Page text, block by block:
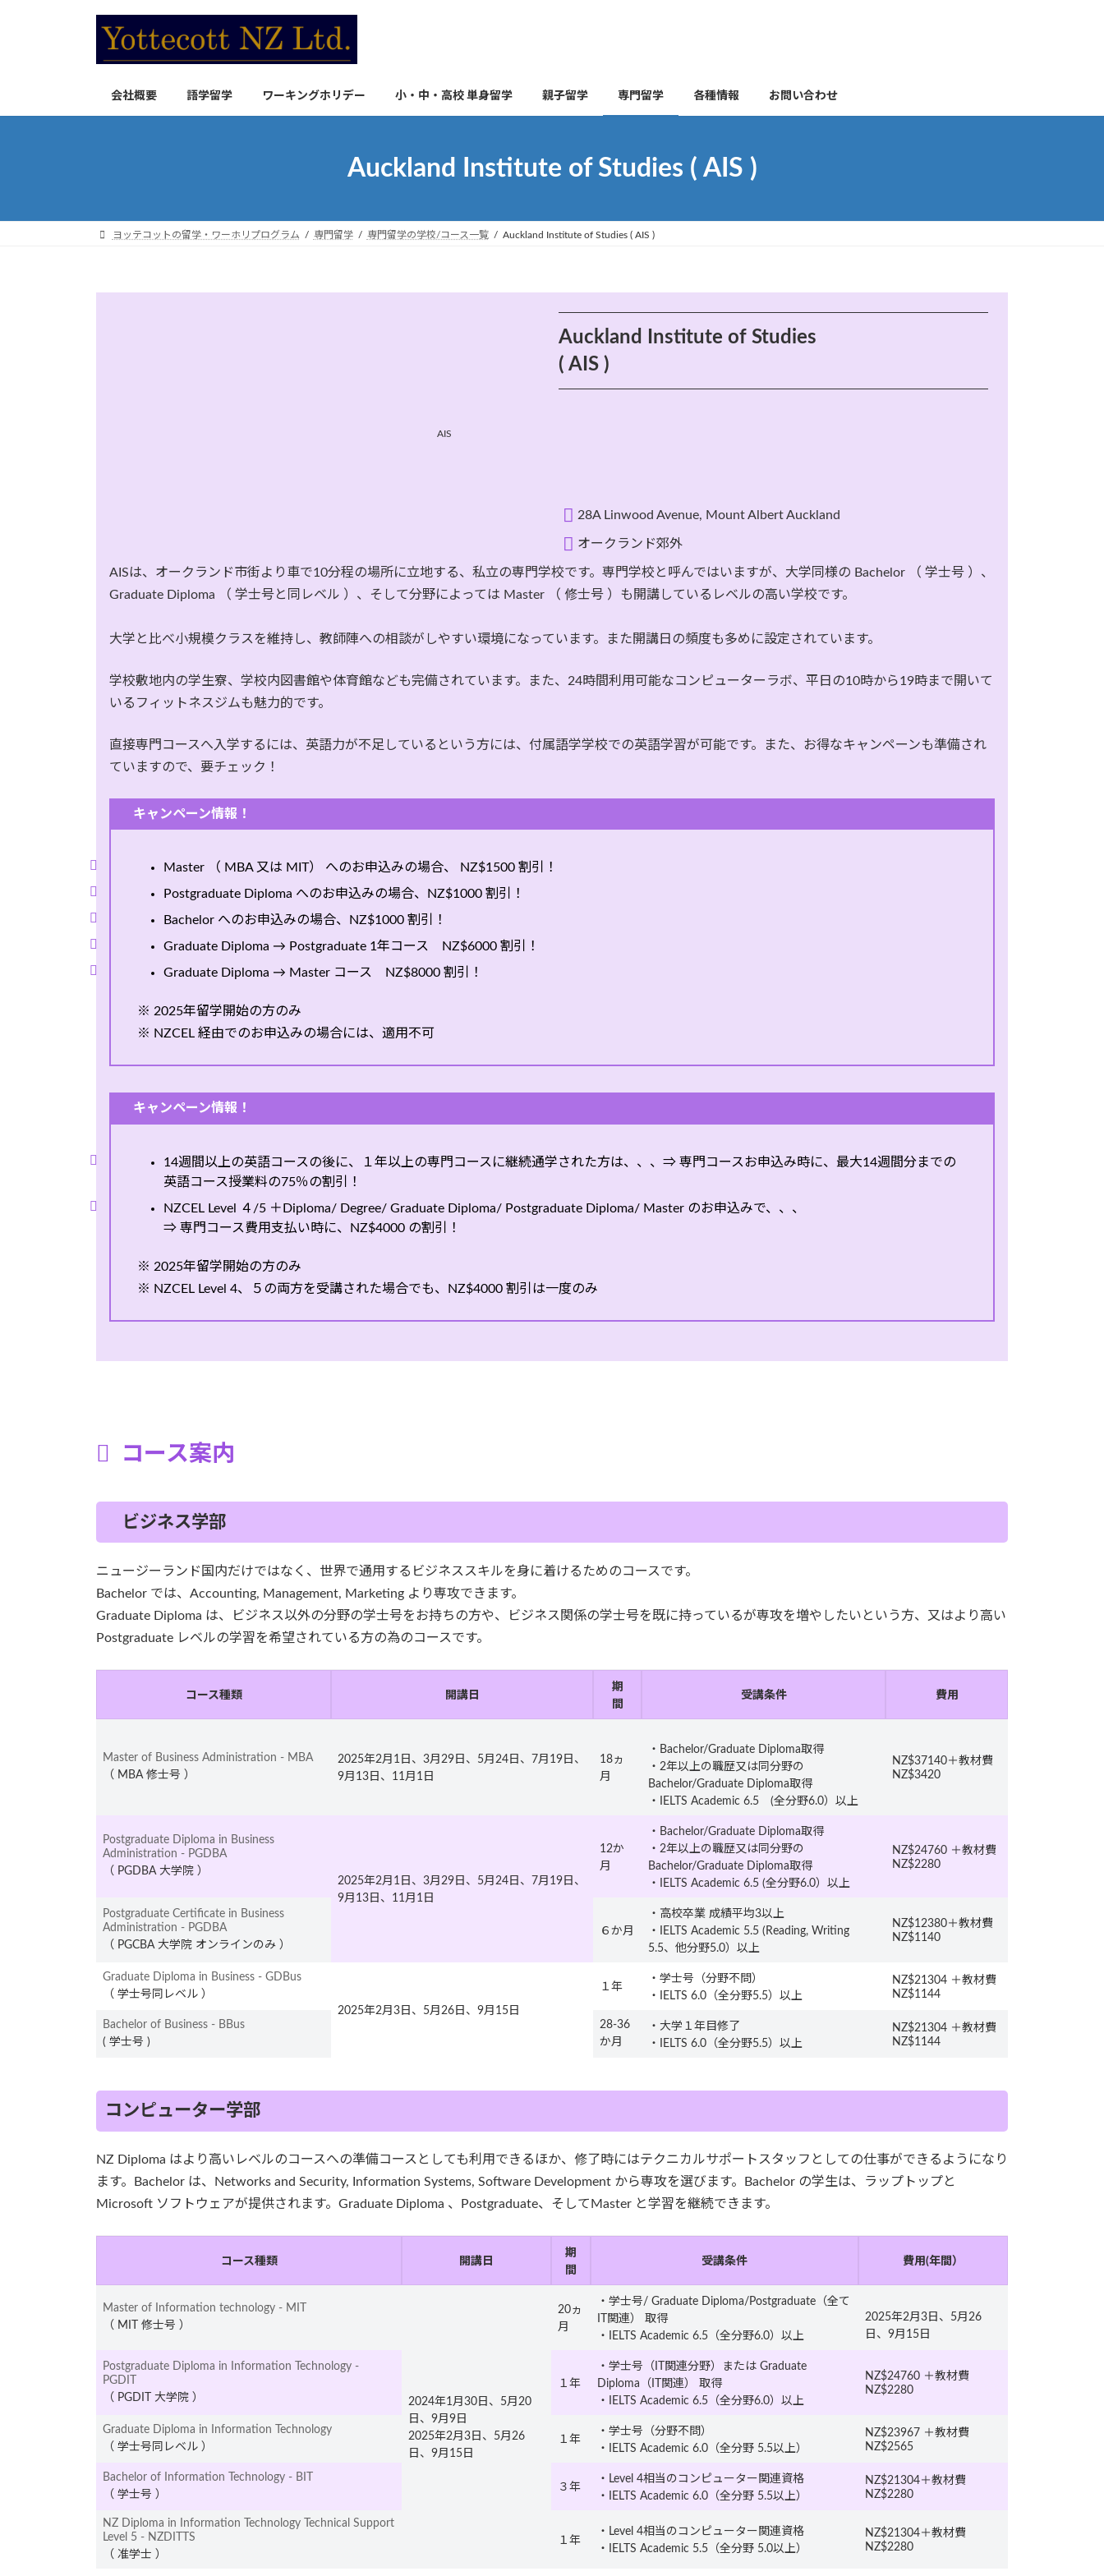
会社概要 語学留学 ワーキングホリデー 小・中・高校 単身留学 親子留学 専門留学 各種情報 お問い合わせ
Auckland Institute of Studies ( AIS )
ヨッテコットの留学・ワーホリプログラム 専門留学 専門留学の学校/コース一覧 Auckland Institute of Studies ( AIS )
AIS
Auckland Institute of Studies
( AIS )
28A Linwood Avenue, Mount Albert Auckland
オークランド郊外
AISは、オークランド市街より車で10分程の場所に立地する、私立の専門学校です。専門学校と呼んではいますが、大学同様の Bachelor （ 学士号 ）、
Graduate Diploma （ 学士号と同レベル ）、そして分野によっては Master （ 修士号 ）も開講しているレベルの高い学校です。
大学と比べ小規模クラスを維持し、教師陣への相談がしやすい環境になっています。また開講日の頻度も多めに設定されています。
学校敷地内の学生寮、学校内図書館や体育館なども完備されています。また、24時間利用可能なコンピューターラボ、平日の10時から19時まで開いて
いるフィットネスジムも魅力的です。
直接専門コースへ入学するには、英語力が不足しているという方には、付属語学学校での英語学習が可能です。また、お得なキャンペーンも準備され
ていますので、要チェック！
キャンペーン情報！
Master （ MBA 又は MIT） へのお申込みの場合、 NZ$1500 割引！
Postgraduate Diploma へのお申込みの場合、NZ$1000 割引！
Bachelor へのお申込みの場合、NZ$1000 割引！
Graduate Diploma → Postgraduate 1年コース NZ$6000 割引！
Graduate Diploma → Master コース NZ$8000 割引！
※ 2025年留学開始の方のみ
※ NZCEL 経由でのお申込みの場合には、適用不可
キャンペーン情報！
14週間以上の英語コースの後に、１年以上の専門コースに継続通学された方は、、、⇒ 専門コースお申込み時に、最大14週間分までの
英語コース授業料の75％の割引！
NZCEL Level ４/5 ＋Diploma/ Degree/ Graduate Diploma/ Postgraduate Diploma/ Master のお申込みで、、、
⇒ 専門コース費用支払い時に、NZ$4000 の割引！
※ 2025年留学開始の方のみ
※ NZCEL Level 4、５の両方を受講された場合でも、NZ$4000 割引は一度のみ
コース案内
ビジネス学部
ニュージーランド国内だけではなく、世界で通用するビジネススキルを身に着けるためのコースです。
Bachelor では、Accounting, Management, Marketing より専攻できます。
Graduate Diploma は、ビジネス以外の分野の学士号をお持ちの方や、ビジネス関係の学士号を既に持っているが専攻を増やしたいという方、又はより高い
Postgraduate レベルの学習を希望されている方の為のコースです。
コース種類 開講日
期
間
受講条件 費用
Master of Business Administration - MBA
（ MBA 修士号 ）
2025年2月1日、3月29日、5月24日、7月19日、
9月13日、11月1日
18ヵ
月
・Bachelor/Graduate Diploma取得
・2年以上の職歴又は同分野の
Bachelor/Graduate Diploma取得
・IELTS Academic 6.5 (全分野6.0）以上
NZ$37140＋教材費
NZ$3420
Postgraduate Diploma in Business
Administration - PGDBA
（ PGDBA 大学院 ）
2025年2月1日、3月29日、5月24日、7月19日、
9月13日、11月1日
12か
月
・Bachelor/Graduate Diploma取得
・2年以上の職歴又は同分野の
Bachelor/Graduate Diploma取得
・IELTS Academic 6.5 (全分野6.0）以上
NZ$24760 ＋教材費
NZ$2280
Postgraduate Certificate in Business
Administration - PGDBA
（ PGCBA 大学院 オンラインのみ ）
６か月
・高校卒業 成績平均3以上
・IELTS Academic 5.5 (Reading, Writing
5.5、他分野5.0）以上
NZ$12380＋教材費
NZ$1140
Graduate Diploma in Business - GDBus
（ 学士号同レベル ）
2025年2月3日、5月26日、9月15日
１年
・学士号（分野不問）
・IELTS 6.0（全分野5.5）以上
NZ$21304 ＋教材費
NZ$1144
Bachelor of Business - BBus
( 学士号 )
28-36
か月
・大学１年目修了
・IELTS 6.0（全分野5.5）以上
NZ$21304 ＋教材費
NZ$1144
コンピューター学部
NZ Diploma はより高いレベルのコースへの準備コースとしても利用できるほか、修了時にはテクニカルサポートスタッフとしての仕事ができるようになり
ます。Bachelor は、Networks and Security, Information Systems, Software Development から専攻を選びます。Bachelor の学生は、ラップトップと
Microsoft ソフトウェアが提供されます。Graduate Diploma 、Postgraduate、そしてMaster と学習を継続できます。
コース種類 開講日
期
間
受講条件 費用(年間）
Master of Information technology - MIT
（ MIT 修士号 ）
2024年1月30日、5月20
日、9月9日
2025年2月3日、5月26
日、9月15日
20ヵ
月
・学士号/ Graduate Diploma/Postgraduate（全て
IT関連） 取得
・IELTS Academic 6.5（全分野6.0）以上
2025年2月3日、5月26
日、9月15日
Postgraduate Diploma in Information Technology -
PGDIT
（ PGDIT 大学院 ）
１年
・学士号（IT関連分野）または Graduate
Diploma（IT関連） 取得
・IELTS Academic 6.5（全分野6.0）以上
NZ$24760 ＋教材費
NZ$2280
Graduate Diploma in Information Technology
（ 学士号同レベル ）
１年
・学士号（分野不問）
・IELTS Academic 6.0（全分野 5.5以上）
NZ$23967 ＋教材費
NZ$2565
Bachelor of Information Technology - BIT
（ 学士号 ）
３年
・Level 4相当のコンピューター関連資格
・IELTS Academic 6.0（全分野 5.5以上）
NZ$21304＋教材費
NZ$2280
NZ Diploma in Information Technology Technical Support
Level 5 - NZDITTS
（ 准学士 ）
１年
・Level 4相当のコンピューター関連資格
・IELTS Academic 5.5（全分野 5.0以上）
NZ$21304＋教材費
NZ$2280